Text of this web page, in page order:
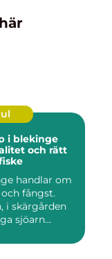
i blekinge
och rätt
handlar om
fångst.
i skärgården
sjöarn...